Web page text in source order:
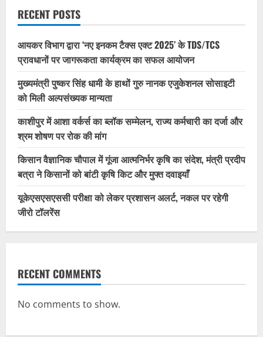
RECENT POSTS
आयकर विभाग द्वारा ‘नए इनकम टैक्स एक्ट 2025’ के TDS/TCS
प्रावधानों पर जागरूकता कार्यक्रम का सफल आयोजन
मुख्यमंत्री पुष्कर सिंह धामी के हाथों गुरु नानक एजुकेशनल सोसाइटी
को मिली अल्पसंख्यक मान्यता
काशीपुर में आशा वर्कर्स का ब्लॉक सम्मेलन, राज्य कर्मचारी का दर्जा और
श्रम शोषण पर रोक की मांग
किसान वैज्ञानिक चौपाल में गूंजा आत्मनिर्भर कृषि का संदेश, मंत्री प्रदीप
बत्रा ने किसानों को बांटी कृषि किट और मुफ्त दवाइयाँ
यूकेएसएसएससी परीक्षा को लेकर प्रशासन अलर्ट, नकल पर रहेगी
जीरो टॉलरेंस
RECENT COMMENTS
No comments to show.